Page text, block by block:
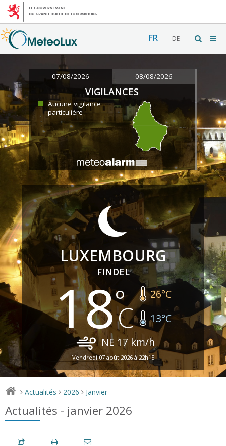
FR DE
07/08/2026 08/08/2026
VIGILANCES
Aucune vigilance
particulière
LUXEMBOURG
FINDEL
18 26°C
13°C
NE 17 km/h
Vendredi 07 août 2026 à 22h15
> Actualités > 2026 > Janvier
Actualités - janvier 2026